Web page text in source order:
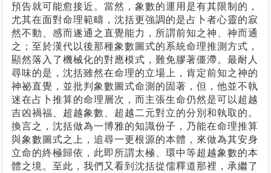
預告就可能愈接近。當然，象數的運用是有其限制的，
尤其在面對命理範疇，沈括更強調的是占卜者心靈的寂
然不動、感而遂通之直覺能力，所謂前知之神、神而通
之；至於漢代以後那種象數圖式的系統命理推測方式，
顯然落入了機械化的對應模式，難免膠著僵滯。最耐人
尋味的是，沈括雖然在命理的立場上，肯定前知之神的
神祕直覺，並批判象數圖式命測的固著，但，他並不執
迷在占卜推算的命理層次，而主張生命仍然是可以超越
吉凶禍福、超越象數、超越二元對立的分別和執取的。
換言之，沈括做為一博雅的知識份子，乃能在命理推算
與象數圖式之上，追尋一更根源的本體，來做為其安身
立命的終極歸依，此即所謂太極、環中等超越象數的本
體之境。至此，我們又看到沈括從儒釋道那裡，承繼了